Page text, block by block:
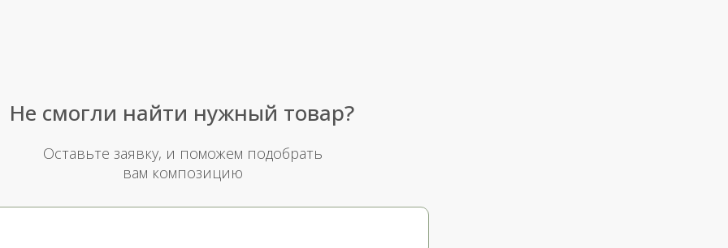
Не смогли найти нужный товар?
Оставьте заявку, и поможем подобрать
вам композицию